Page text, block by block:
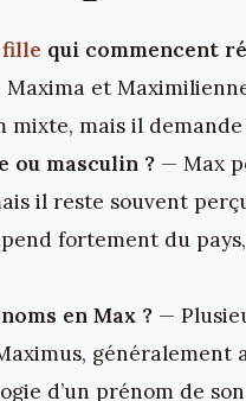
fille qui commencent
et
mais il
ou masculin ? — Max
il reste souvent
fortement du
en Max ? —
généralement
d’un prénom de